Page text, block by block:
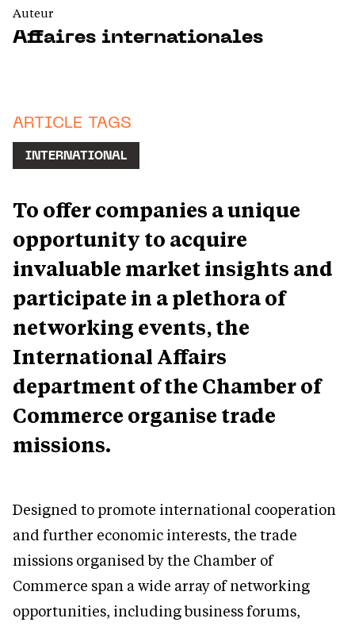
Auteur
Affaires internationales
ARTICLE TAGS
INTERNATIONAL
To offer companies a unique
opportunity to acquire
invaluable market insights and
participate in a plethora of
networking events, the
International Affairs
department of the Chamber of
Commerce organise trade
missions.
Designed to promote international cooperation
and further economic interests, the trade
missions organised by the Chamber of
Commerce span a wide array of networking
opportunities, including business forums,